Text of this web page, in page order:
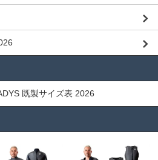
既製サイズ表 2026